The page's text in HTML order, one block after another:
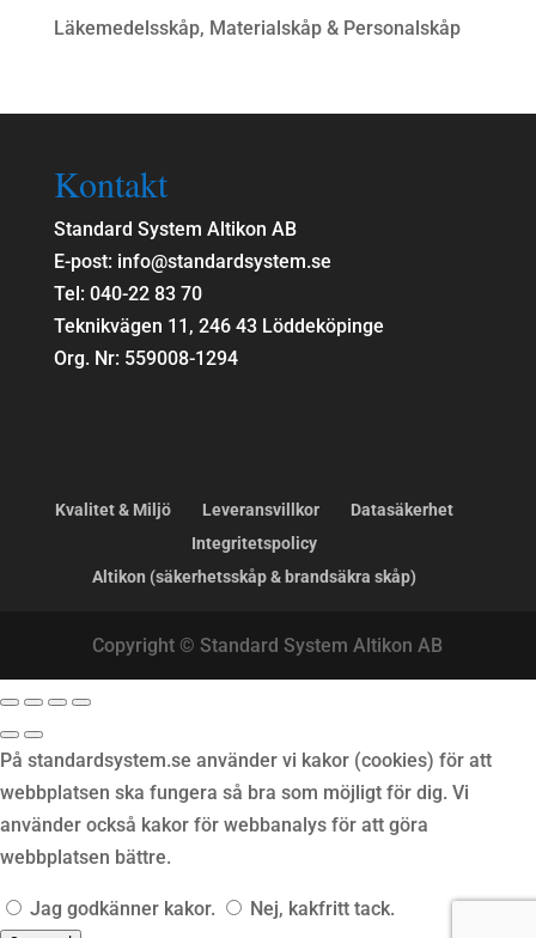
Läkemedelsskåp, Materialskåp & Personalskåp
Kontakt
Standard System Altikon AB
E-post: info@standardsystem.se
Tel: 040-22 83 70
Teknikvägen 11, 246 43 Löddeköpinge
Org. Nr: 559008-1294
Kvalitet & Miljö Leveransvillkor
Datasäkerhet
Integritetspolicy
Altikon (säkerhetsskåp & brandsäkra skåp)
Copyright © Standard System Altikon AB
På standardsystem.se använder vi kakor (cookies) för att
webbplatsen ska fungera så bra som möjligt för dig. Vi
använder också kakor för webbanalys för att göra
webbplatsen bättre.
Jag godkänner kakor. Nej, kakfritt tack.